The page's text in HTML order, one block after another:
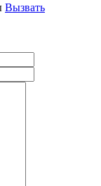
Вызвать